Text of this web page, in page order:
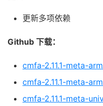
更新多项依赖
Github 下载：
cmfa-2.11.1-meta-
cmfa-2.11.1-meta-
cmfa-2.11.1-meta-